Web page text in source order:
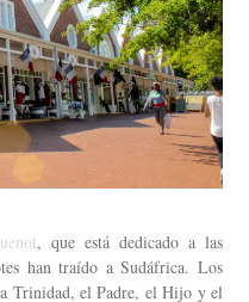
, que está dedicado a las
han traído a Sudáfrica. Los
Trinidad, el Padre, el Hijo y el